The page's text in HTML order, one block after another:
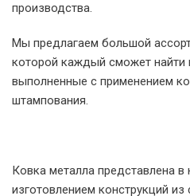
производства.
Мы предлагаем большой
которой каждый сможет
выполненные с применением
штампования.
Ковка металла представлена
изготовлением конструкций из